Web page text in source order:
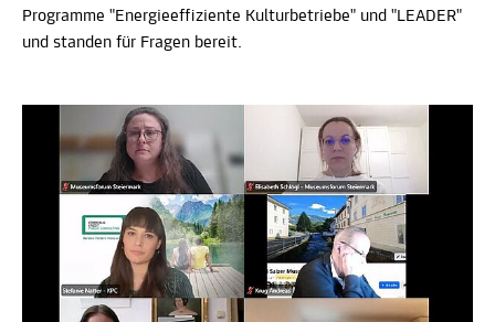
Programme "Energieeffiziente Kulturbetriebe" und "LEADER"
und standen für Fragen bereit.